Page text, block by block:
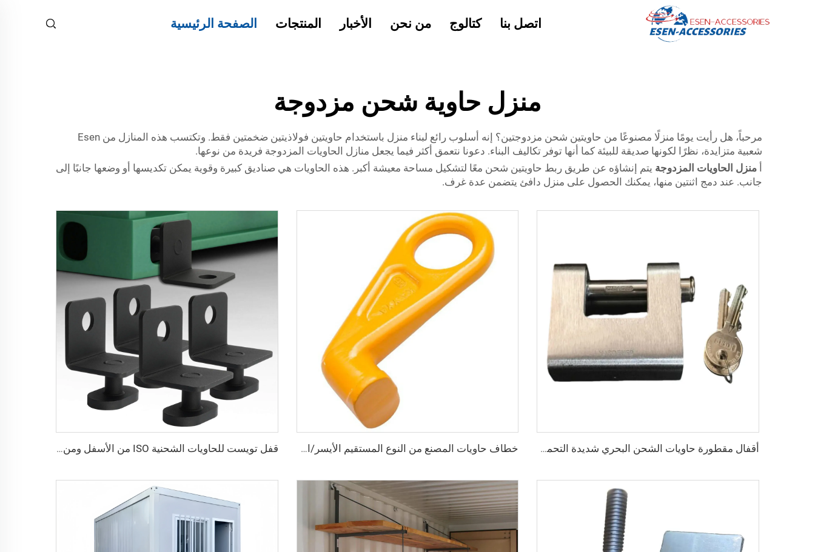
الصفحة الرئيسية المنتجات الأخبار من نحن كتالوج اتصل بنا
منزل حاوية شحن مزدوجة
مرحباً، هل رأيت يومًا منزلًا مصنوعًا من حاويتين شحن مزدوجتين؟ إنه أسلوب رائع لبناء منزل باستخدام حاويتين فولاذيتين ضخمتين فقط. وتكتسب هذه المنازل من Esen
شعبية متزايدة، نظرًا لكونها صديقة للبيئة كما أنها توفر تكاليف البناء. دعونا نتعمق أكثر فيما يجعل منازل الحاويات المزدوجة فريدة من نوعها.
منزل الحاويات المزدوجة يتم إنشاؤه عن طريق ربط حاويتين شحن معًا لتشكيل مساحة معيشة أكبر. هذه الحاويات هي صناديق كبيرة وقوية يمكن تكديسها أو وضعها جانبًا إلى
جانب. عند دمج اثنتين منها، يمكنك الحصول على منزل دافئ يتضمن عدة غرف.
أقفال مقطورة حاويات الشحن البحري شديدة التحمل من Squire، أقفال أمان عالية الأمان، مقاس قفل للحاويات خطاف حاويات المصنع من النوع المستقيم الأيسر/الأيمن مصنوع من سبائك الفولاذ لرفع الحاويات قفل تويست للحاويات الشحنية ISO من الأسفل ومن الجانب & قفل زاوية لتثبيت البضائع